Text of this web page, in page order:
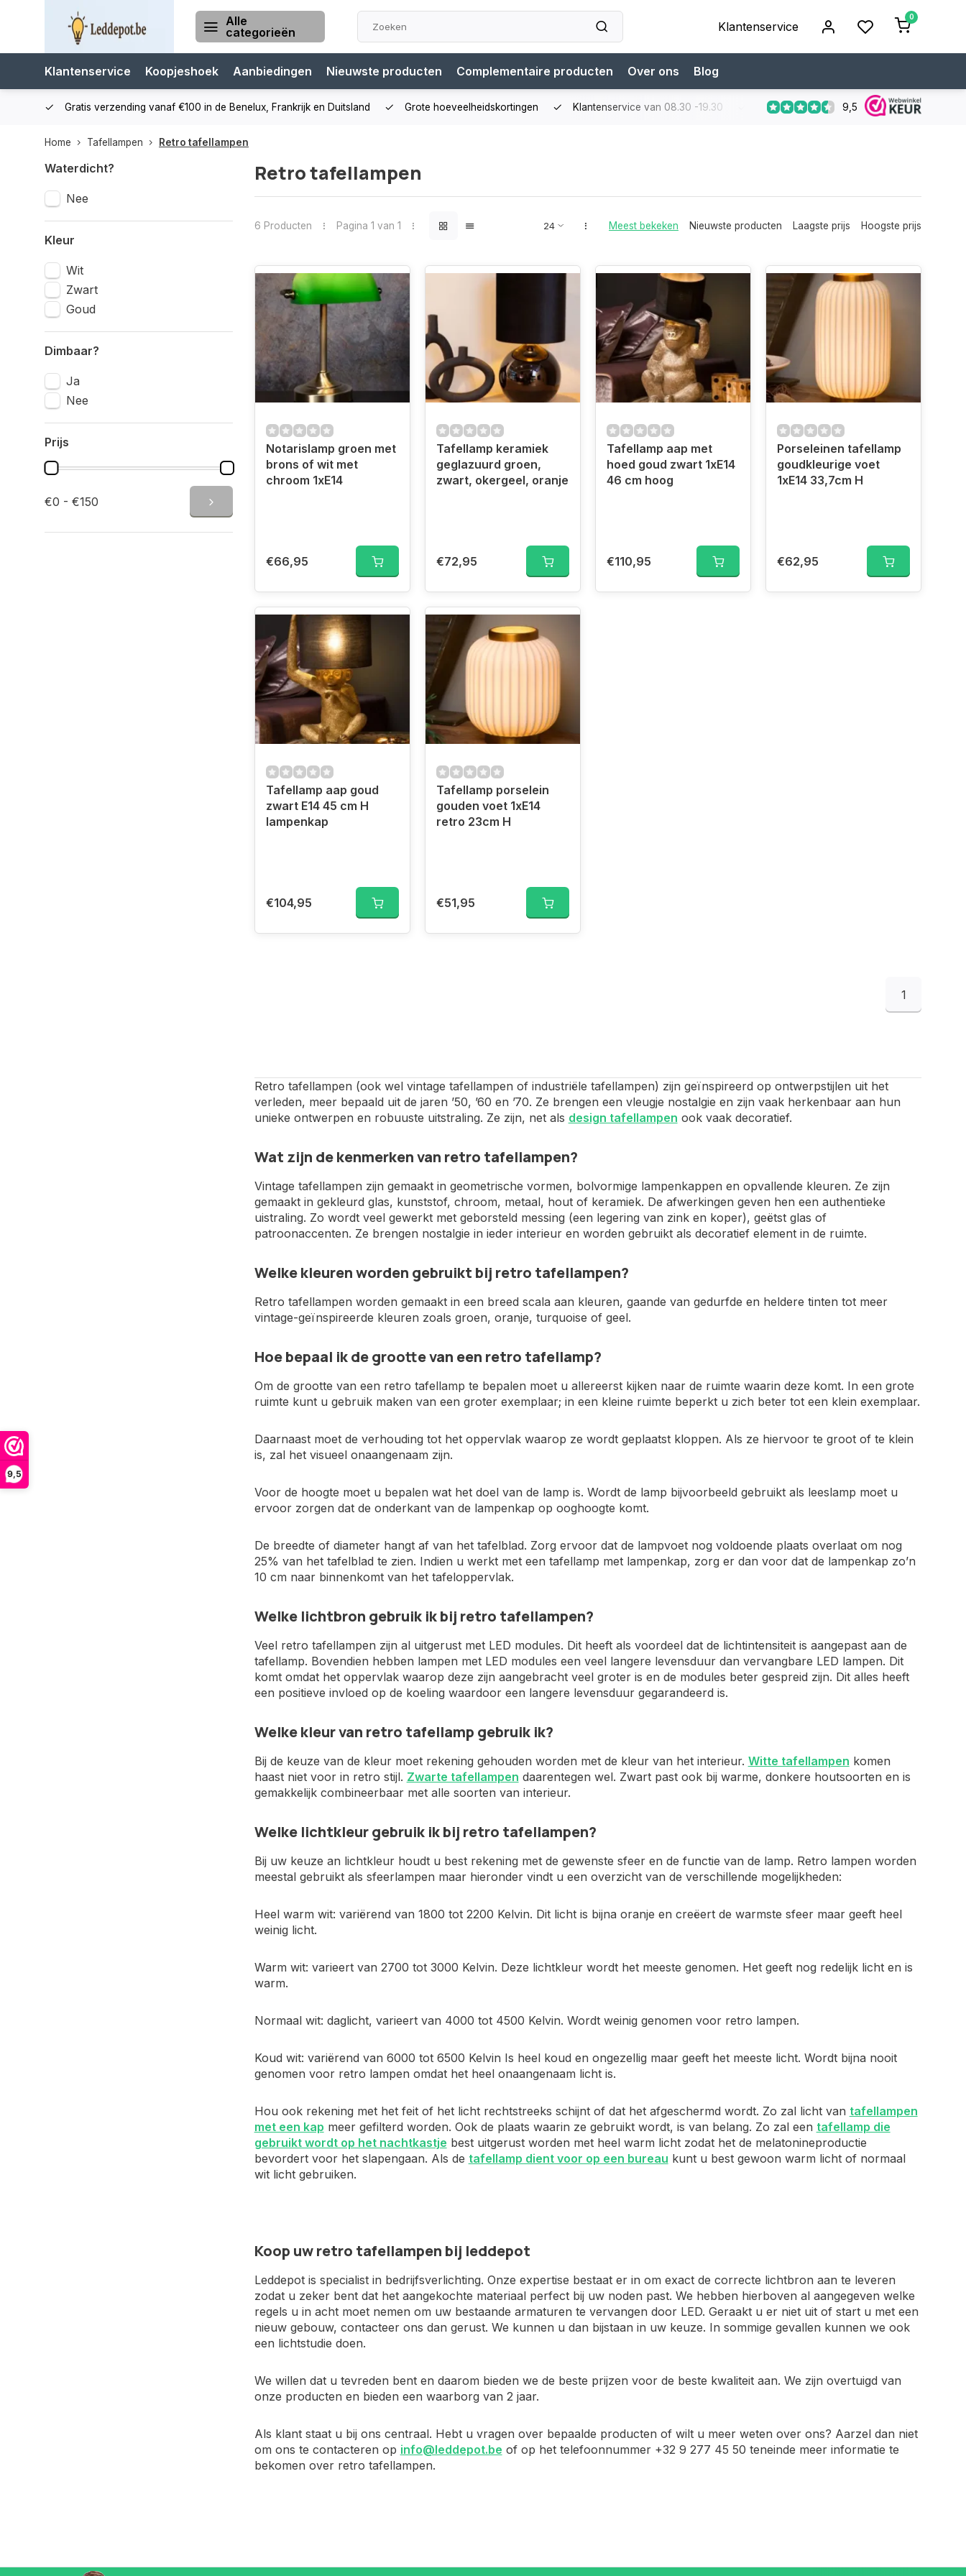
9,5
Alle
categorieën
Klantenservice
0
Klantenservice Koopjeshoek Aanbiedingen Nieuwste producten Complementaire producten Over ons Blog
Gratis verzending vanaf €100 in de Benelux, Frankrijk en Duitsland Grote hoeveelheidskortingen Klantenservice van 08.30 -19.30 Koop bij een specialist Gratis
9,5
Home Tafellampen Retro tafellampen
Waterdicht?
Nee
Kleur
Wit
Zwart
Goud
Dimbaar?
Ja
Nee
Prijs
€0 - €150
Retro tafellampen
6 Producten Pagina 1 van 1 Meest bekeken Nieuwste producten Laagste prijs Hoogste prijs
Notarislamp groen met
brons of wit met
chroom 1xE14
€66,95
Tafellamp keramiek
geglazuurd groen,
zwart, okergeel, oranje
€72,95
Tafellamp aap met
hoed goud zwart 1xE14
46 cm hoog
€110,95
Porseleinen tafellamp
goudkleurige voet
1xE14 33,7cm H
€62,95
Tafellamp aap goud
zwart E14 45 cm H
lampenkap
€104,95
Tafellamp porselein
gouden voet 1xE14
retro 23cm H
€51,95
1
Retro tafellampen (ook wel vintage tafellampen of industriële tafellampen) zijn geïnspireerd op ontwerpstijlen uit het
verleden, meer bepaald uit de jaren ’50, ’60 en ’70. Ze brengen een vleugje nostalgie en zijn vaak herkenbaar aan hun
unieke ontwerpen en robuuste uitstraling. Ze zijn, net als design tafellampen ook vaak decoratief.
Wat zijn de kenmerken van retro tafellampen?
Vintage tafellampen zijn gemaakt in geometrische vormen, bolvormige lampenkappen en opvallende kleuren. Ze zijn
gemaakt in gekleurd glas, kunststof, chroom, metaal, hout of keramiek. De afwerkingen geven hen een authentieke
uistraling. Zo wordt veel gewerkt met geborsteld messing (een legering van zink en koper), geëtst glas of
patroonaccenten. Ze brengen nostalgie in ieder interieur en worden gebruikt als decoratief element in de ruimte.
Welke kleuren worden gebruikt bij retro tafellampen?
Retro tafellampen worden gemaakt in een breed scala aan kleuren, gaande van gedurfde en heldere tinten tot meer
vintage-geïnspireerde kleuren zoals groen, oranje, turquoise of geel.
Hoe bepaal ik de grootte van een retro tafellamp?
Om de grootte van een retro tafellamp te bepalen moet u allereerst kijken naar de ruimte waarin deze komt. In een grote
ruimte kunt u gebruik maken van een groter exemplaar; in een kleine ruimte beperkt u zich beter tot een klein exemplaar.
Daarnaast moet de verhouding tot het oppervlak waarop ze wordt geplaatst kloppen. Als ze hiervoor te groot of te klein
is, zal het visueel onaangenaam zijn.
Voor de hoogte moet u bepalen wat het doel van de lamp is. Wordt de lamp bijvoorbeeld gebruikt als leeslamp moet u
ervoor zorgen dat de onderkant van de lampenkap op ooghoogte komt.
De breedte of diameter hangt af van het tafelblad. Zorg ervoor dat de lampvoet nog voldoende plaats overlaat om nog
25% van het tafelblad te zien. Indien u werkt met een tafellamp met lampenkap, zorg er dan voor dat de lampenkap zo’n
10 cm naar binnenkomt van het tafeloppervlak.
Welke lichtbron gebruik ik bij retro tafellampen?
Veel retro tafellampen zijn al uitgerust met LED modules. Dit heeft als voordeel dat de lichtintensiteit is aangepast aan de
tafellamp. Bovendien hebben lampen met LED modules een veel langere levensduur dan vervangbare LED lampen. Dit
komt omdat het oppervlak waarop deze zijn aangebracht veel groter is en de modules beter gespreid zijn. Dit alles heeft
een positieve invloed op de koeling waardoor een langere levensduur gegarandeerd is.
Welke kleur van retro tafellamp gebruik ik?
Bij de keuze van de kleur moet rekening gehouden worden met de kleur van het interieur. Witte tafellampen komen
haast niet voor in retro stijl. Zwarte tafellampen daarentegen wel. Zwart past ook bij warme, donkere houtsoorten en is
gemakkelijk combineerbaar met alle soorten van interieur.
Welke lichtkleur gebruik ik bij retro tafellampen?
Bij uw keuze an lichtkleur houdt u best rekening met de gewenste sfeer en de functie van de lamp. Retro lampen worden
meestal gebruikt als sfeerlampen maar hieronder vindt u een overzicht van de verschillende mogelijkheden:
Heel warm wit: variërend van 1800 tot 2200 Kelvin. Dit licht is bijna oranje en creëert de warmste sfeer maar geeft heel
weinig licht.
Warm wit: varieert van 2700 tot 3000 Kelvin. Deze lichtkleur wordt het meeste genomen. Het geeft nog redelijk licht en is
warm.
Normaal wit: daglicht, varieert van 4000 tot 4500 Kelvin. Wordt weinig genomen voor retro lampen.
Koud wit: variërend van 6000 tot 6500 Kelvin Is heel koud en ongezellig maar geeft het meeste licht. Wordt bijna nooit
genomen voor retro lampen omdat het heel onaangenaam licht is.
Hou ook rekening met het feit of het licht rechtstreeks schijnt of dat het afgeschermd wordt. Zo zal licht van tafellampen
met een kap meer gefilterd worden. Ook de plaats waarin ze gebruikt wordt, is van belang. Zo zal een tafellamp die
gebruikt wordt op het nachtkastje best uitgerust worden met heel warm licht zodat het de melatonineproductie
bevordert voor het slapengaan. Als de tafellamp dient voor op een bureau kunt u best gewoon warm licht of normaal
wit licht gebruiken.
Koop uw retro tafellampen bij leddepot
Leddepot is specialist in bedrijfsverlichting. Onze expertise bestaat er in om exact de correcte lichtbron aan te leveren
zodat u zeker bent dat het aangekochte materiaal perfect bij uw noden past. We hebben hierboven al aangegeven welke
regels u in acht moet nemen om uw bestaande armaturen te vervangen door LED. Geraakt u er niet uit of start u met een
nieuw gebouw, contacteer ons dan gerust. We kunnen u dan bijstaan in uw keuze. In sommige gevallen kunnen we ook
een lichtstudie doen.
We willen dat u tevreden bent en daarom bieden we de beste prijzen voor de beste kwaliteit aan. We zijn overtuigd van
onze producten en bieden een waarborg van 2 jaar.
Als klant staat u bij ons centraal. Hebt u vragen over bepaalde producten of wilt u meer weten over ons? Aarzel dan niet
om ons te contacteren op info@leddepot.be of op het telefoonnummer +32 9 277 45 50 teneinde meer informatie te
bekomen over retro tafellampen.